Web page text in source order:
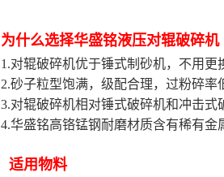
为什么选择华盛铭液压对辊破碎机
1.对辊破碎机优于锤式制砂机，不用更
2.砂子粒型饱满，级配合理，过粉碎率
3.对辊破碎机相对锤式破碎机和冲击
4.华盛铭高铬锰钢耐磨材质含有稀有
适用物料